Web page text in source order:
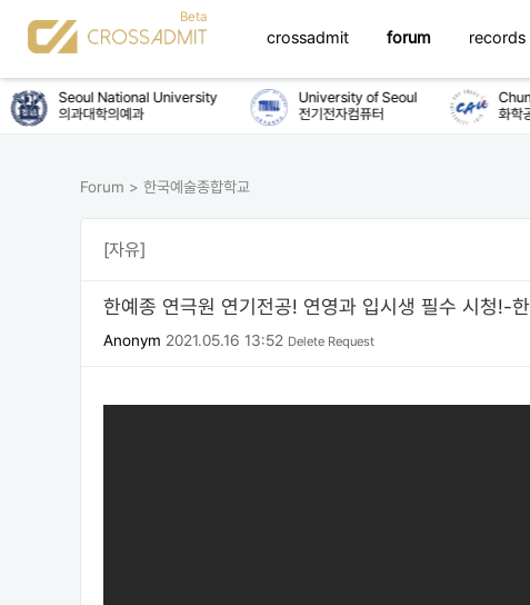
crossadmit forum records
Seoul National University
의과대학의예과
University of Seoul
전기전자컴퓨터
화학공
Forum > 한국예술종합학교
[자유]
한예종 연극원 연기전공! 연영과 입시생 필수 시청!-
Anonym 2021.05.16 13:52 Delete Request